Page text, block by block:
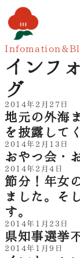
容
を
ス
キ
ッ
インフ
グ
2014年2月27日
地元の外海
を披露して
2014年2月13日
おやつ会・
2014年2月4日
節分！年女
ました。そ
す。
2014年1月23日
県知事選挙
2014年1月9日